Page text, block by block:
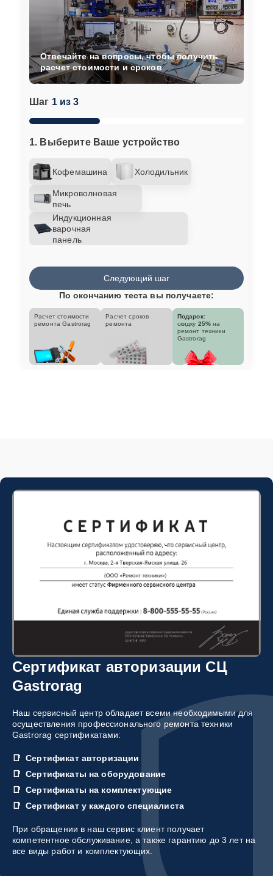
Шаг 1 из 3
1. Выберите Ваше устройство
Кофемашина Холодильник
Микроволновая
печь
Индукционная
варочная
панель
Отвечайте на вопросы, чтобы получить
расчет стоимости и сроков
Следующий шаг
По окончанию теста вы получаете:
Расчет стоимости
ремонта Gastrorag
Расчет сроков
ремонта
Подарок:
скидку 25% на
ремонт техники
Gastrorag
Сертификат авторизации СЦ
Gastrorag
Наш сервисный центр обладает всеми необходимыми для
осуществления профессионального ремонта техники
Gastrorag сертификатами:
Сертификат авторизации
Сертификаты на оборудование
Сертификаты на комплектующие
Сертификат у каждого специалиста
При обращении в наш сервис клиент получает
компетентное обслуживание, а также гарантию до 3 лет на
все виды работ и комплектующих.